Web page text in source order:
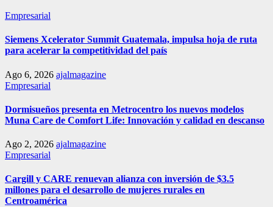
Empresarial
Siemens Xcelerator Summit Guatemala, impulsa hoja de ruta
para acelerar la competitividad del país
Ago 6, 2026 ajalmagazine
Empresarial
Dormisueños presenta en Metrocentro los nuevos modelos
Muna Care de Comfort Life: Innovación y calidad en descanso
Ago 2, 2026 ajalmagazine
Empresarial
Cargill y CARE renuevan alianza con inversión de $3.5
millones para el desarrollo de mujeres rurales en
Centroamérica